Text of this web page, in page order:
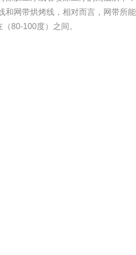
和网带烘烤线，相对而言，网带所能
80-100度）之间。